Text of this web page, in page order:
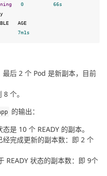
0 66s
AGE
7m1s
最后 2 个 Pod 是新副本，目前
个。
的输出：
是 10 个 READY 的副本。
经完成更新的副本数：即 2 个
READY 状态的副本数：即 9个